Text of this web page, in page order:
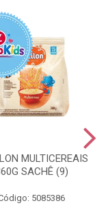
MULTICEREAIS
SACHÊ (9)
5085386